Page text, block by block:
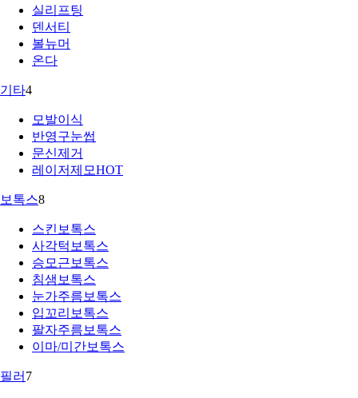
실리프팅
덴서티
볼뉴머
온다
기타4
모발이식
반영구눈썹
문신제거
레이저제모HOT
보톡스8
스킨보톡스
사각턱보톡스
승모근보톡스
침샘보톡스
눈가주름보톡스
입꼬리보톡스
팔자주름보톡스
이마/미간보톡스
필러 7